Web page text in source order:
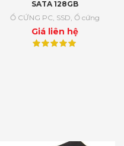
SATA 128GB
Ổ CỨNG PC, SSD, Ổ cứng
Giá liên hệ